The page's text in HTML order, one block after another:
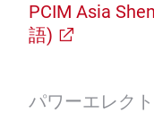
PCIM Asia
語)
パワーエレク